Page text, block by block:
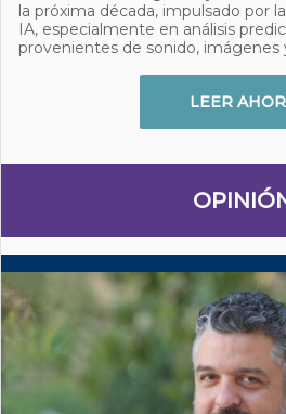
la próxima década, impulsado por
IA, especialmente en análisis
provenientes de sonido, imágenes
LEER